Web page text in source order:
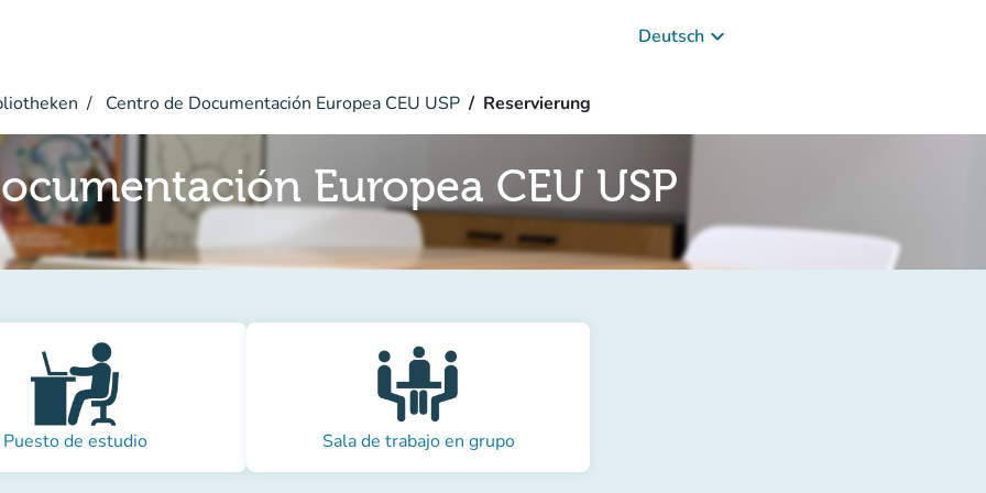
Deutsch keyboard_arrow_down
Centro de Documentación Europea CEU USP Reservierung
Europea CEU USP
Puesto de estudio Sala de trabajo en grupo